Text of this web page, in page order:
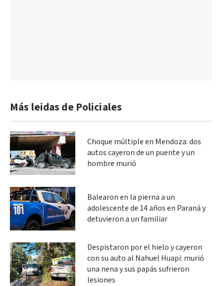
Más leidas de Policiales
Choque múltiple en Mendoza: dos
autos cayeron de un puente y un
hombre murió
Balearon en la pierna a un
adolescente de 14 años en Paraná y
detuvieron a un familiar
Despistaron por el hielo y cayeron
con su auto al Nahuel Huapi: murió
una nena y sus papás sufrieron
lesiones